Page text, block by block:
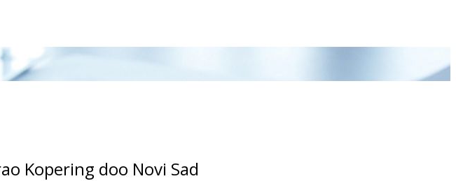
Kopering doo Novi Sad